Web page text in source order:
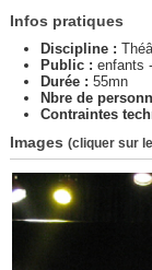
Infos pratiques
Discipline :
Public : enfants
Durée : 55mn
Nbre de
Contraintes
Images (cliquer sur